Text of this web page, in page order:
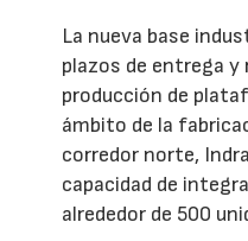
La nueva base
plazos de entrega y
producción de
ámbito de la
corredor norte,
capacidad de
alrededor de 500